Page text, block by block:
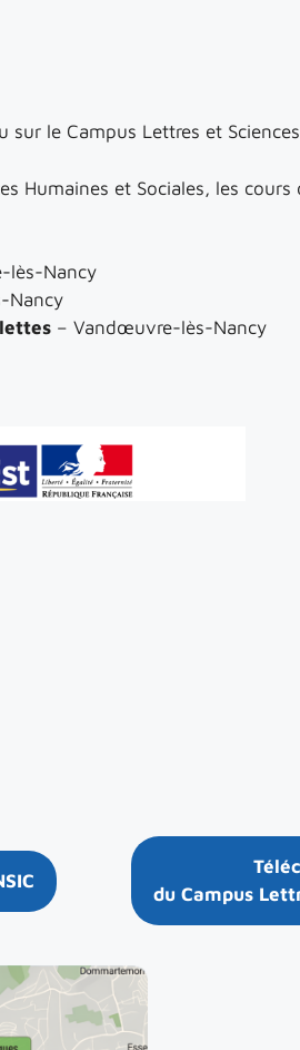
le Campus Lettres et
Humaines et Sociales, les
lès-Nancy
Nancy
– Vandœuvre-lès-Nancy
du Campus